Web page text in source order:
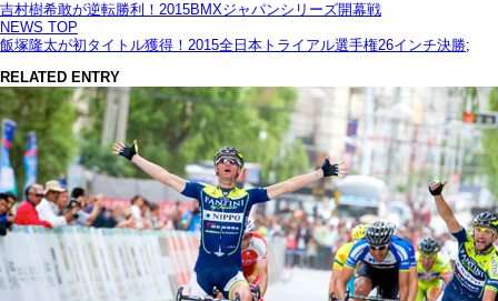
吉村樹希敢が逆転勝利！2015BMXジャパンシリーズ開幕戦
NEWS TOP
飯塚隆太が初タイトル獲得！2015全日本トライアル選手権26インチ決勝;
RELATED ENTRY